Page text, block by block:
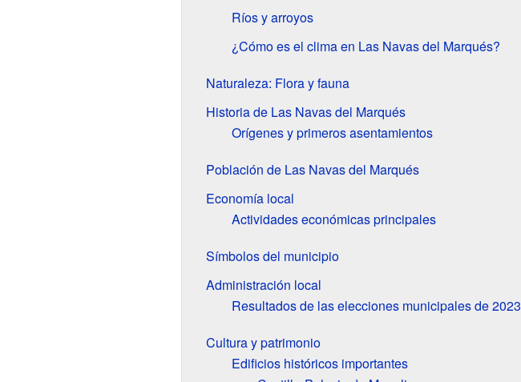
Ríos y arroyos
¿Cómo es el clima en Las Navas del Marqués?
Naturaleza: Flora y fauna
Historia de Las Navas del Marqués
Orígenes y primeros asentamientos
Población de Las Navas del Marqués
Economía local
Actividades económicas principales
Símbolos del municipio
Administración local
Resultados de las elecciones municipales de 2023
Cultura y patrimonio
Edificios históricos importantes